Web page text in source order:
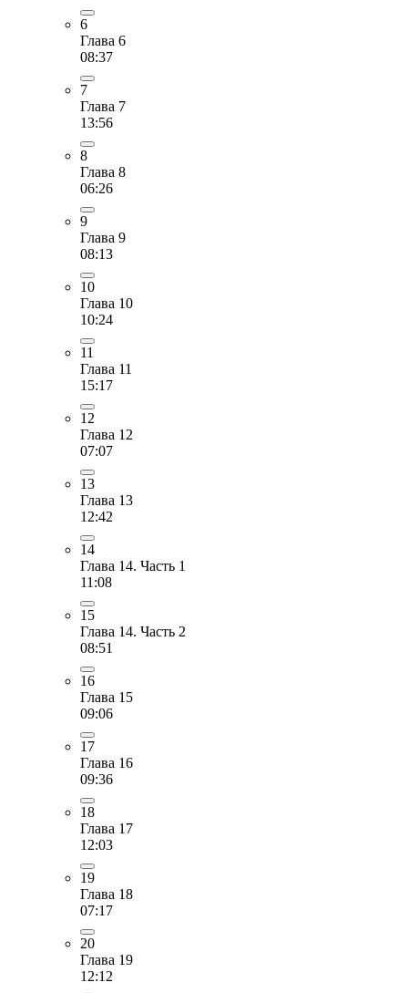
6
Глава 6
08:37
7
Глава 7
13:56
8
Глава 8
06:26
9
Глава 9
08:13
10
Глава 10
10:24
11
Глава 11
15:17
12
Глава 12
07:07
13
Глава 13
12:42
14
Глава 14. Часть 1
11:08
15
Глава 14. Часть 2
08:51
16
Глава 15
09:06
17
Глава 16
09:36
18
Глава 17
12:03
19
Глава 18
07:17
20
Глава 19
12:12